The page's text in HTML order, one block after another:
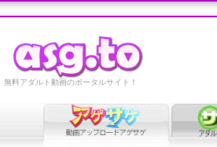
無料アダルト動画のポータルサイト！